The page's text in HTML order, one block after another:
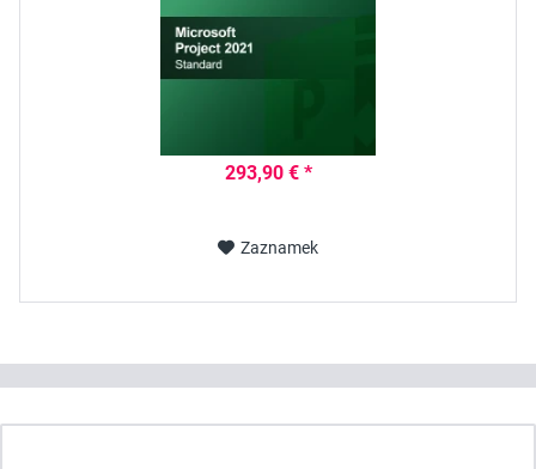
293,90 € *
Zaznamek